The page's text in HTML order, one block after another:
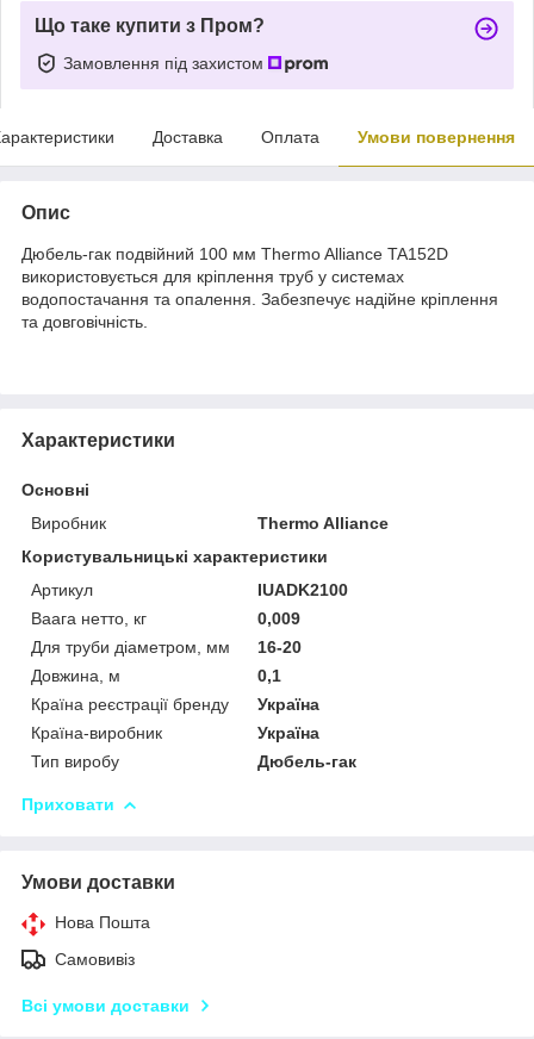
Що таке купити з Пром?
Замовлення під захистом
Доставка Оплата Умови повернення
Опис
Дюбель-гак подвійний 100 мм Thermo Alliance TA152D
використовується для кріплення труб у системах
водопостачання та опалення. Забезпечує надійне кріплення
та довговічність.
Характеристики
Основні
Виробник
Thermo Alliance
Користувальницькі характеристики
Артикул
IUADK2100
Ваага нетто, кг
0,009
Для труби діаметром, мм
16-20
Довжина, м
0,1
Країна реєстрації бренду
Україна
Країна-виробник
Україна
Тип виробу
Дюбель-гак
Приховати
Умови доставки
Нова Пошта
Самовивіз
Всі умови доставки